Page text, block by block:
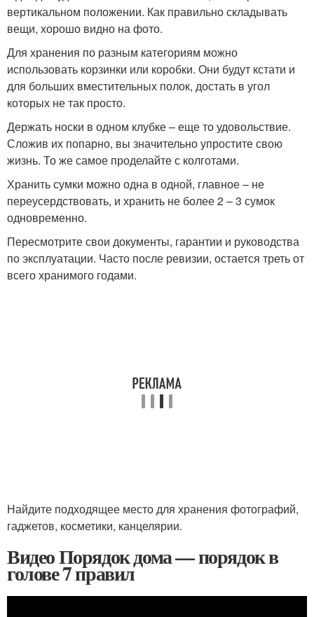
вертикальном положении. Как правильно складывать
вещи, хорошо видно на фото.
Для хранения по разным категориям можно
использовать корзинки или коробки. Они будут кстати и
для больших вместительных полок, достать в угол
которых не так просто.
Держать носки в одном клубке – еще то удовольствие.
Сложив их попарно, вы значительно упростите свою
жизнь. То же самое проделайте с колготами.
Хранить сумки можно одна в одной, главное – не
переусердствовать, и хранить не более 2 – 3 сумок
одновременно.
Пересмотрите свои документы, гарантии и руководства
по эксплуатации. Часто после ревизии, остается треть от
всего хранимого годами.
Найдите подходящее место для хранения фотографий,
гаджетов, косметики, канцелярии.
Видео Порядок дома — порядок в
голове 7 правил